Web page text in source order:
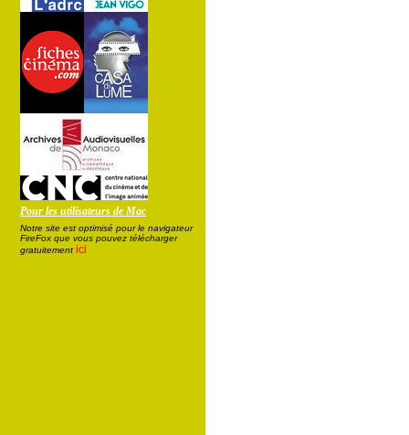
Pour les utilisateurs de Mac
Notre site est optimisé pour le navigateur
FireFox que vous pouvez télécharger
gratuitement ici